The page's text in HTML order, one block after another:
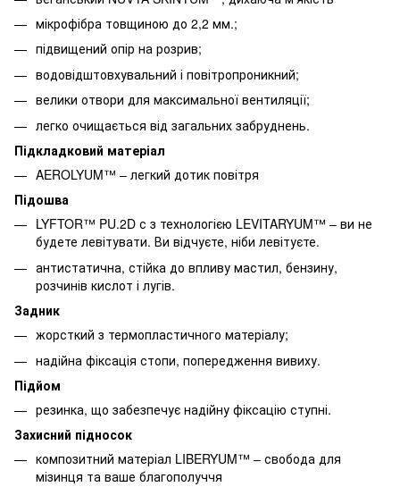
мікрофібра товщиною до 2,2 мм.;
підвищений опір на розрив;
водовідштовхувальний і повітропроникний;
велики отвори для максимальної вентиляції;
легко очищається від загальних забруднень.
Підкладковий матеріал
AEROLYUM™ – легкий дотик повітря
Підошва
LYFTOR™ PU.2D с з технологією LEVITARYUM™ – ви не
будете левітувати. Ви відчуєте, ніби левітуєте.
антистатична, стійка до впливу мастил, бензину,
розчинів кислот і лугів.
Задник
жорсткий з термопластичного матеріалу;
надійна фіксація стопи, попередження вивиху.
Підйом
резинка, що забезпечує надійну фіксацію ступні.
Захисний підносок
композитний матеріал LIBERYUM™ – свобода для
мізинця та ваше благополуччя